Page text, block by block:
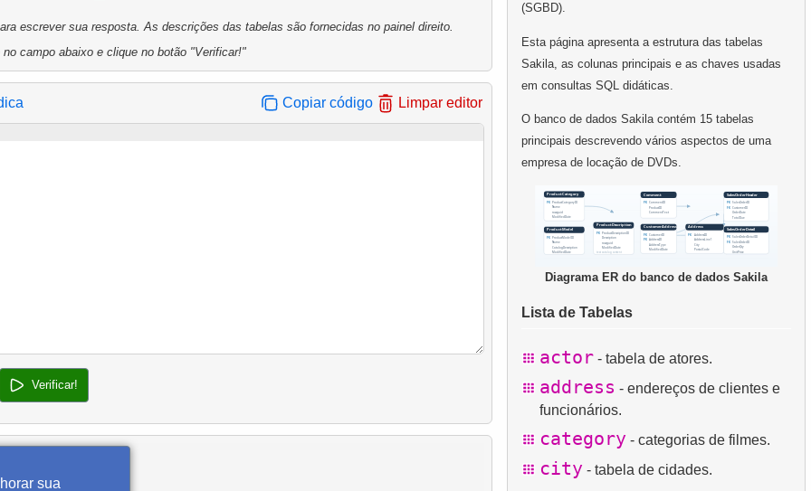
escrever sua resposta. As descrições das tabelas são fornecidas no painel direito.
campo abaixo e clique no botão "Verificar!"
Copiar código Limpar editor
Verificar!
(SGBD).
Esta página apresenta a estrutura das tabelas
Sakila, as colunas principais e as chaves usadas
em consultas SQL didáticas.
O banco de dados Sakila contém 15 tabelas
principais descrevendo vários aspectos de uma
empresa de locação de DVDs.
Diagrama ER do banco de dados Sakila
Lista de Tabelas
actor - tabela de atores.
address - endereços de clientes e
funcionários.
category - categorias de filmes.
city - tabela de cidades.
sua